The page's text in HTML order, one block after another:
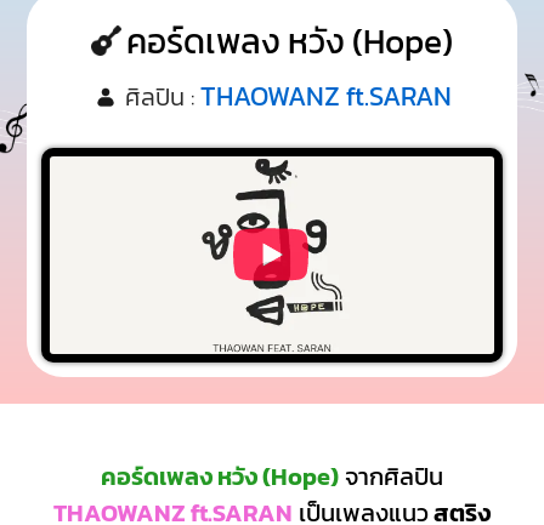
คอร์ดเพลง หวัง (Hope)
ศิลปิน :THAOWANZ ft.SARAN
คอร์ดเพลง หวัง (Hope) จากศิลปิน
THAOWANZ ft.SARAN เป็นเพลงแนวสตริง